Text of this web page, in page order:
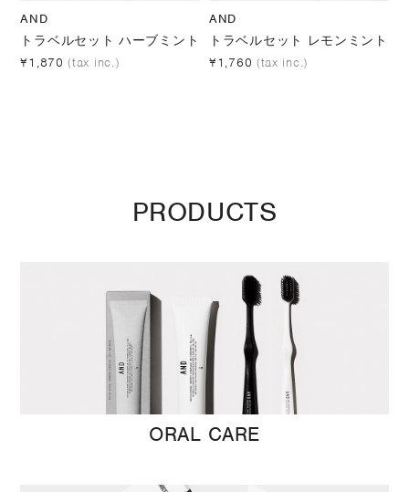
AND
トラベルセット ハーブミント
¥1,870 (tax inc.)
AND
トラベルセット レモンミント
¥1,760 (tax inc.)
PRODUCTS
ORAL CARE